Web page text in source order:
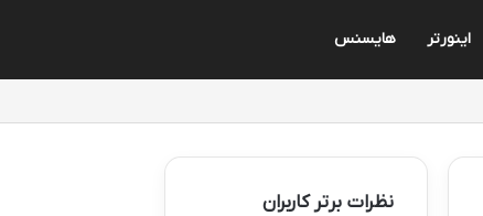
اینورتر هایسنس
نظرات برتر کاربران